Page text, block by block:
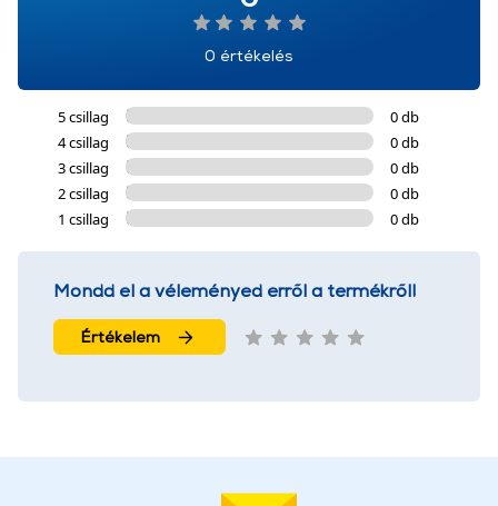
0 értékelés
5 csillag
0 db
4 csillag
0 db
3 csillag
0 db
2 csillag
0 db
1 csillag
0 db
Mondd el a véleményed erről a termékről!
Értékelem